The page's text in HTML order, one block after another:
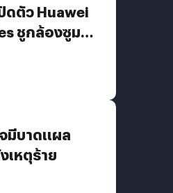
ดตัว Huawei
ชูกล้องซูม
มีบาดแผล
เหตุร้าย